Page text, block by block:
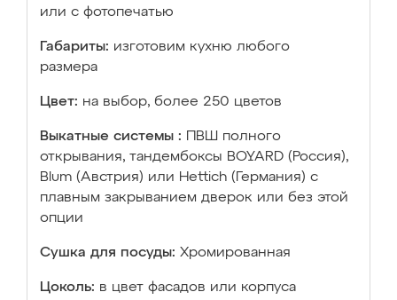
или с фотопечатью
Габариты: изготовим кухню любого
размера
Цвет: на выбор, более 250 цветов
Выкатные системы :
ПВШ полного
открывания, тандембоксы BOYARD (Россия),
Blum (Австрия) или Hettich (Германия) с
плавным закрыванием дверок или без этой
опции
Сушка для посуды: Хромированная
Цоколь: в цвет фасадов или корпуса